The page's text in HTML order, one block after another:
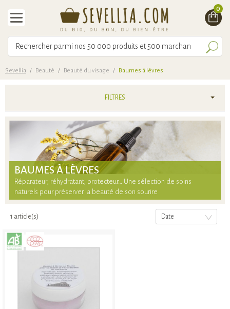
0
Sevellia / Beauté / Beauté du visage / Baumes à lèvres
FILTRES
BAUMES À LÈVRES
Réparateur, réhydratant, protecteur… Une sélection de soins
naturels pour préserver la beauté de son sourire
1 article(s) Date